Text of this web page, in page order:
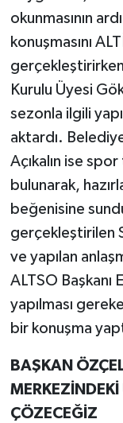
okunmasının
konuşmasını
Kurulu Üyesi
sezonla ilgili
aktardı.
Açıkalın ise
bulunarak,
beğenisine
gerçekleştirilen
ve yapılan
ALTSO
yapılması
bir konuşma
BAŞKAN
ÇÖZECEĞİZ